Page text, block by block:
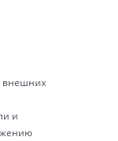
внешних
и